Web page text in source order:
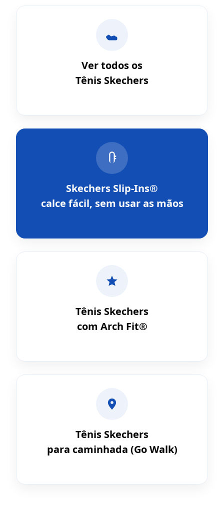
Ver todos os
Tênis Skechers
Skechers Slip-Ins®
calce fácil, sem usar as mãos
Tênis Skechers
com Arch Fit®
Tênis Skechers
para caminhada (Go Walk)